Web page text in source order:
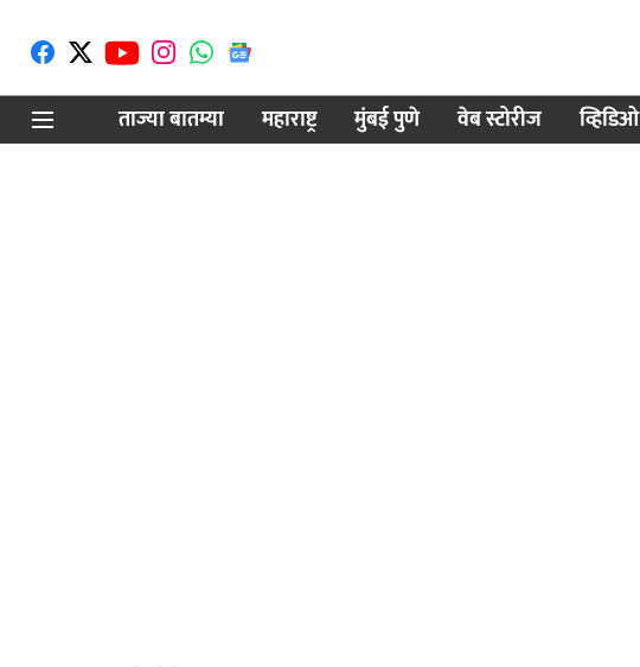
ताज्या बातम्या
महाराष्ट्र मुंबई पुणे वेब स्टोरीज व्हिडिओ